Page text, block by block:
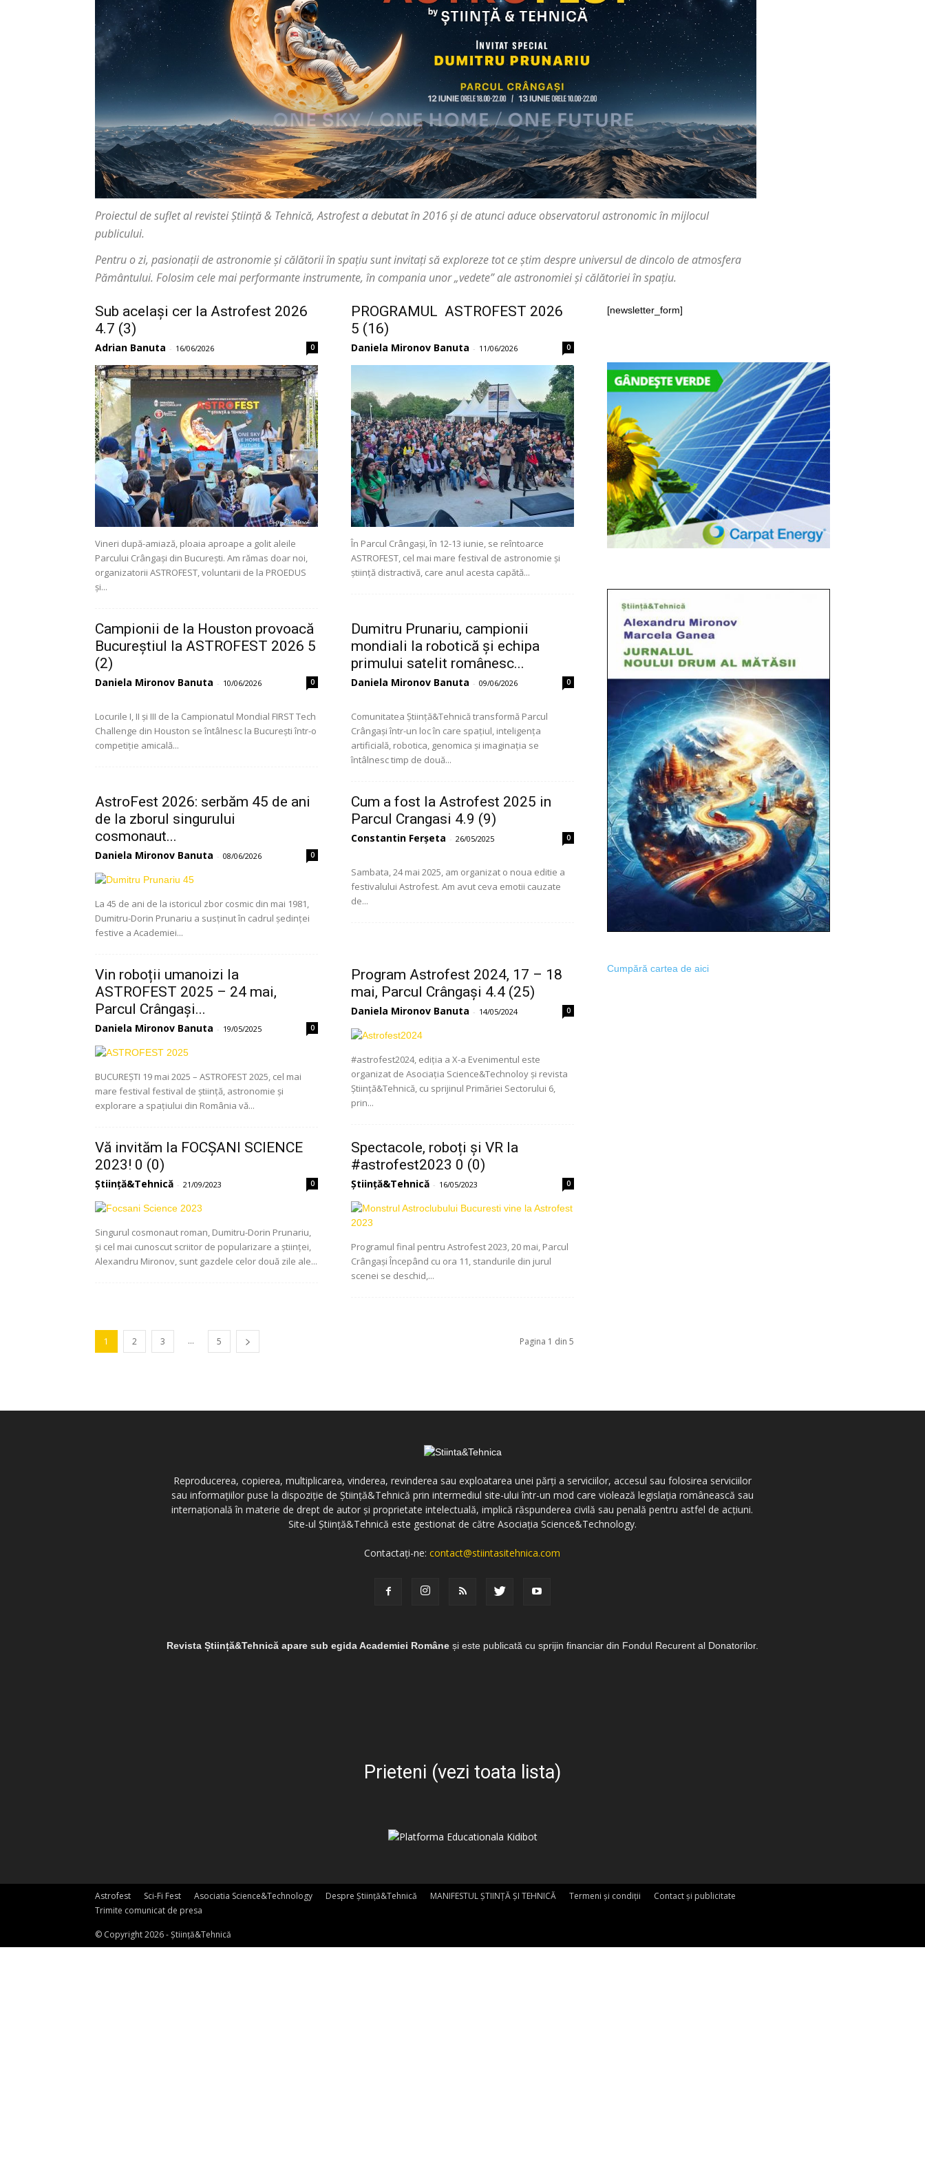
Proiectul de suflet al revistei Știință & Tehnică, Astrofest a debutat în 2016 și de atunci aduce observatorul astronomic în mijlocul
publicului.
Pentru o zi, pasionații de astronomie și călătorii în spațiu sunt invitați să exploreze tot ce știm despre universul de dincolo de atmosfera
Pământului. Folosim cele mai performante instrumente, în compania unor „vedete” ale astronomiei și călătoriei în spațiu.
Sub același cer la Astrofest 2026
4.7 (3)
Adrian Banuta - 16/06/2026 0
Vineri după-amiază, ploaia aproape a golit aleile
Parcului Crângași din București. Am rămas doar noi,
organizatorii ASTROFEST, voluntarii de la PROEDUS
și...
PROGRAMUL ASTROFEST 2026
5 (16)
Daniela Mironov Banuta - 11/06/2026 0
În Parcul Crângași, în 12-13 iunie, se reîntoarce
ASTROFEST, cel mai mare festival de astronomie și
știință distractivă, care anul acesta capătă...
Campionii de la Houston provoacă
Bucureștiul la ASTROFEST 2026 5
(2)
Daniela Mironov Banuta - 10/06/2026 0
Locurile I, II și III de la Campionatul Mondial FIRST Tech
Challenge din Houston se întâlnesc la București într-o
competiție amicală...
Dumitru Prunariu, campionii
mondiali la robotică și echipa
primului satelit românesc...
Daniela Mironov Banuta - 09/06/2026 0
Comunitatea Știință&Tehnică transformă Parcul
Crângași într-un loc în care spațiul, inteligența
artificială, robotica, genomica și imaginația se
întâlnesc timp de două...
AstroFest 2026: serbăm 45 de ani
de la zborul singurului
cosmonaut...
Daniela Mironov Banuta - 08/06/2026 0
La 45 de ani de la istoricul zbor cosmic din mai 1981,
Dumitru-Dorin Prunariu a susținut în cadrul ședinței
festive a Academiei...
Cum a fost la Astrofest 2025 in
Parcul Crangasi 4.9 (9)
Constantin Ferșeta - 26/05/2025 0
Sambata, 24 mai 2025, am organizat o noua editie a
festivalului Astrofest. Am avut ceva emotii cauzate
de...
Vin roboții umanoizi la
ASTROFEST 2025 – 24 mai,
Parcul Crângași...
Daniela Mironov Banuta - 19/05/2025 0
BUCUREȘTI 19 mai 2025 – ASTROFEST 2025, cel mai
mare festival festival de știință, astronomie și
explorare a spațiului din România vă...
Program Astrofest 2024, 17 – 18
mai, Parcul Crângași 4.4 (25)
Daniela Mironov Banuta - 14/05/2024 0
#astrofest2024, ediția a X-a Evenimentul este
organizat de Asociația Science&Technoloy și revista
Știință&Tehnică, cu sprijinul Primăriei Sectorului 6,
prin...
Vă invităm la FOCȘANI SCIENCE
2023! 0 (0)
Știință&Tehnică - 21/09/2023 0
Singurul cosmonaut roman, Dumitru-Dorin Prunariu,
și cel mai cunoscut scriitor de popularizare a științei,
Alexandru Mironov, sunt gazdele celor două zile ale...
Spectacole, roboți și VR la
#astrofest2023 0 (0)
Știință&Tehnică - 16/05/2023 0
Programul final pentru Astrofest 2023, 20 mai, Parcul
Crângași Începând cu ora 11, standurile din jurul
scenei se deschid,...
1 2 3 ... 5 Pagina 1 din 5
[newsletter_form]
Cumpără cartea de aici
Reproducerea, copierea, multiplicarea, vinderea, revinderea sau exploatarea unei părți a serviciilor, accesul sau folosirea serviciilor
sau informațiilor puse la dispoziție de Știință&Tehnică prin intermediul site-ului într-un mod care violează legislația românească sau
internațională în materie de drept de autor și proprietate intelectuală, implică răspunderea civilă sau penală pentru astfel de acțiuni.
Site-ul Știință&Tehnică este gestionat de către Asociația Science&Technology.
Contactați-ne:contact@stiintasitehnica.com
Revista Știință&Tehnică apare sub egida Academiei Române și este publicată cu sprijin financiar din Fondul Recurent al Donatorilor.
Prieteni (vezi toata lista)
Astrofest Sci-Fi Fest Asociatia Science&Technology Despre Știință&Tehnică MANIFESTUL ȘTIINȚĂ ȘI TEHNICĂ Termeni și condiții
Contact și publicitate
Trimite comunicat de presa
© Copyright 2026 - Știință&Tehnică